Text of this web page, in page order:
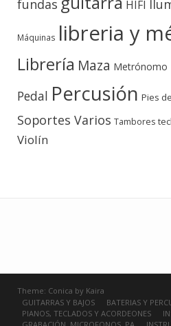
fundas
HIFI
Máquinas libreria y
Librería Maza Metrónomo
Pedal Percusión Pies
Soportes Varios Tambores
Violín
Theme: Conica by Kaira
GUITARRAS Y BAJOS
BATERIAS Y
PIANOS, TECLADOS Y ACORDEONES